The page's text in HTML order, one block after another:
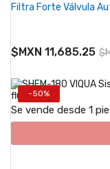
Filtra Forte Válvula
$MXN 11,685.25
-50%
Se vende desde 1